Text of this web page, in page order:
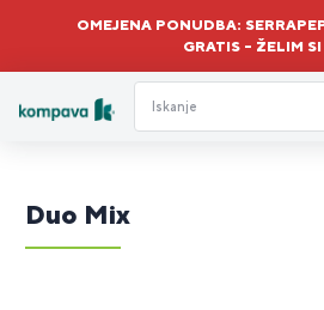
OMEJENA PONUDBA:
GRATIS – ŽELIM
Duo Mix